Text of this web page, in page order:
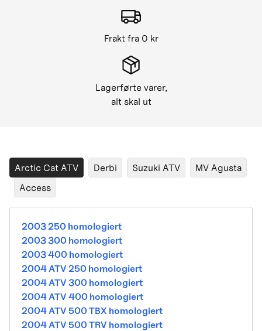
Frakt fra 0 kr
Lagerførte varer,
alt skal ut
Arctic Cat ATV Derbi Suzuki ATV
MV Agusta
Access
2003 250 homologiert
2003 300 homologiert
2003 400 homologiert
2004 ATV 250 homologiert
2004 ATV 300 homologiert
2004 ATV 400 homologiert
2004 ATV 500 TBX homologiert
2004 ATV 500 TRV homologiert